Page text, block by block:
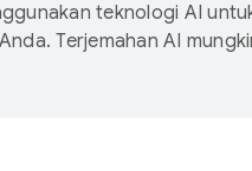
teknologi AI
Terjemahan AI